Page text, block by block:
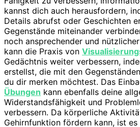
kannst dich auch herausfordern,
Details abrufst oder Geschichten
Gegenstände miteinander
noch ansprechender und
kann die Praxis von
Gedächtnis weiter verbessern,
erstellst, die mit den
du dir merken möchtest. Das
Übungen kann ebenfalls deine
Widerstandsfähigkeit und
verbessern. Da körperliche
Gehirnfunktion fördern kann, ist